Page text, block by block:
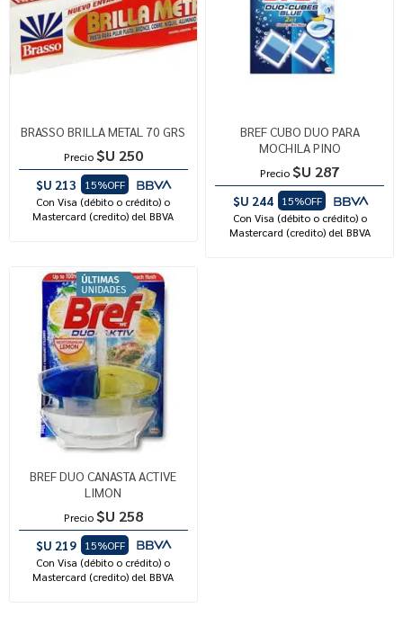
BRASSO BRILLA METAL 70 GRS
Precio $U 250
$U 213
15%OFF
Con Visa (débito o crédito) o
Mastercard (credito) del BBVA
BREF CUBO DUO PARA
MOCHILA PINO
Precio $U 287
$U 244
15%OFF
Con Visa (débito o crédito) o
Mastercard (credito) del BBVA
BREF DUO CANASTA ACTIVE
LIMON
Precio $U 258
$U 219
15%OFF
Con Visa (débito o crédito) o
Mastercard (credito) del BBVA